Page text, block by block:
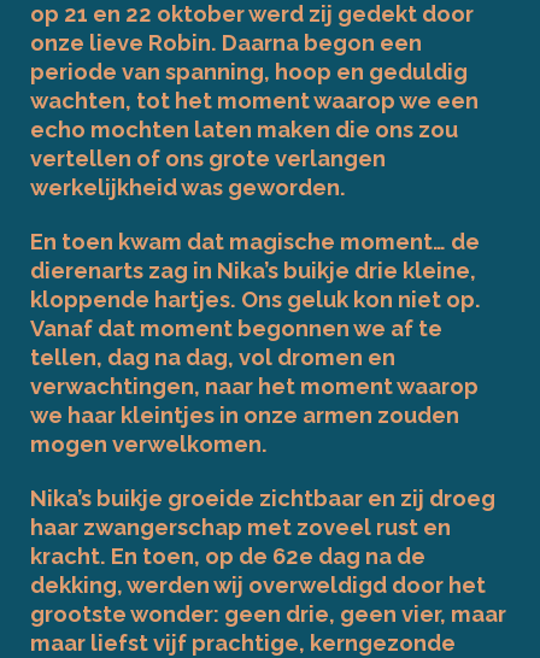
op 21 en 22 oktober werd zij gedekt door
onze lieve Robin. Daarna begon een
periode van spanning, hoop en geduldig
wachten, tot het moment waarop we een
echo mochten laten maken die ons zou
vertellen of ons grote verlangen
werkelijkheid was geworden.
En toen kwam dat magische moment… de
dierenarts zag in Nika’s buikje drie kleine,
kloppende hartjes. Ons geluk kon niet op.
Vanaf dat moment begonnen we af te
tellen, dag na dag, vol dromen en
verwachtingen, naar het moment waarop
we haar kleintjes in onze armen zouden
mogen verwelkomen.
Nika’s buikje groeide zichtbaar en zij droeg
haar zwangerschap met zoveel rust en
kracht. En toen, op de 62e dag na de
dekking, werden wij overweldigd door het
grootste wonder: geen drie, geen vier, maar
maar liefst vijf prachtige, kerngezonde